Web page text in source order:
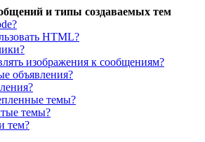
и типы создаваемых тем
HTML?
изображения к сообщениям?
объявления?
темы?
темы?
тем?